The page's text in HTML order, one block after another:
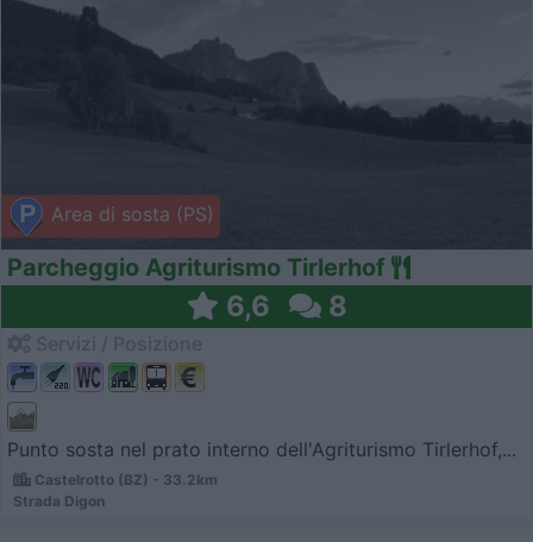
Area di sosta (PS)
Parcheggio Agriturismo Tirlerhof
6,6 8
Punto sosta nel prato interno dell'Agriturismo Tirlerhof,...
Castelrotto (BZ) - 33.2km
Strada Digon